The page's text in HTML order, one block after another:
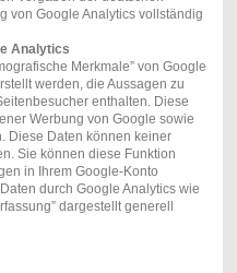
von Google Analytics vollständig
Analytics
Merkmale” von Google
werden, die Aussagen zu
enthalten. Diese
Werbung von Google sowie
Diese Daten können keiner
Sie können diese Funktion
in Ihrem Google-Konto
durch Google Analytics wie
dargestellt generell